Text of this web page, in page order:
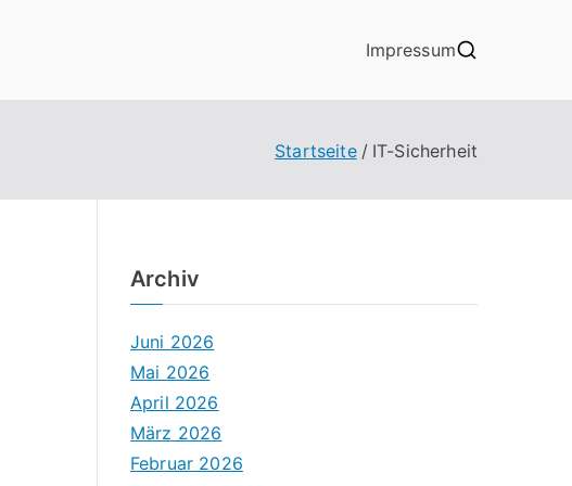
Impressum
Startseite IT-Sicherheit
Archiv
Juni 2026
Mai 2026
April 2026
März 2026
Februar 2026